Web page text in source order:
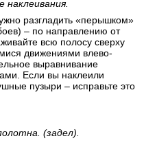
наклеивания.
разгладить «перышком»
– по направлению от
всю полосу сверху
движениями влево-
выравнивание
Если вы наклеили
пузыри – исправьте это
(задел).